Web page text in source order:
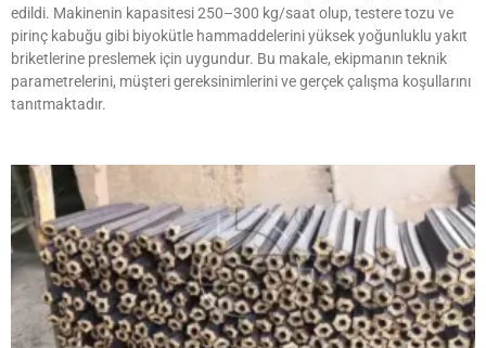
edildi. Makinenin kapasitesi 250–300 kg/saat olup, testere tozu ve
pirinç kabuğu gibi biyokütle hammaddelerini yüksek yoğunluklu yakıt
briketlerine preslemek için uygundur. Bu makale, ekipmanın teknik
parametrelerini, müşteri gereksinimlerini ve gerçek çalışma koşullarını
tanıtmaktadır.